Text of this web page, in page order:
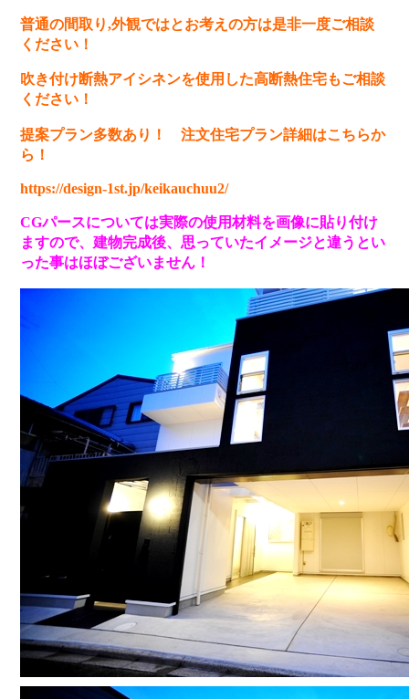
普通の間取り,外観ではとお考えの方は是非一度ご相談
ください ！
吹き付け断熱アイシネンを使用した高断熱住宅もご相談
ください！
提案プラン多数あり！ 注文住宅プラン詳細はこちらか
ら！
https://design-1st.jp/keikauchuu2/
CGパースについては実際の使用材料を画像に貼り付け
ますので、建物完成後、思っていたイメージと違うとい
った事はほぼございません！